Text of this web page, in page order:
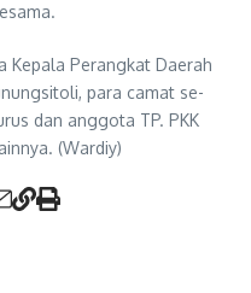
Kepala Perangkat Daerah
para camat se-
dan anggota TP. PKK
(Wardiy)